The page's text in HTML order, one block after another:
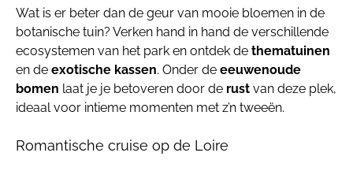
Wat is er beter dan de geur van mooie bloemen in de
botanische tuin? Verken hand in hand de verschillende
ecosystemen van het park en ontdek de thematuinen
en de exotische kassen. Onder de eeuwenoude
bomen laat je je betoveren door de rust van deze plek,
ideaal voor intieme momenten met z’n tweeën.
Romantische cruise op de Loire